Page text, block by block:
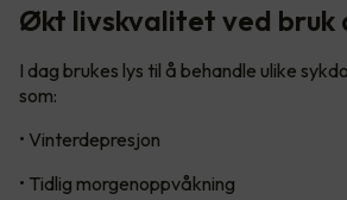
Økt livskvalitet ved bruk
I dag brukes lys til å behandle ulike
som:
• Vinterdepresjon
• Tidlig morgenoppvåkning